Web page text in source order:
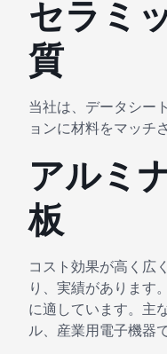
セラミ
質
当社は、データシー
ョンに材料をマッチ
アルミ
板
コスト効果が高く広
り、実績があります
に適しています。主
ル、産業用電子機器で